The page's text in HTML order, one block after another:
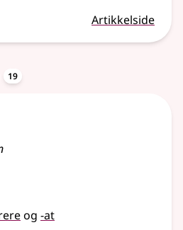
Artikkelside
19
og -at